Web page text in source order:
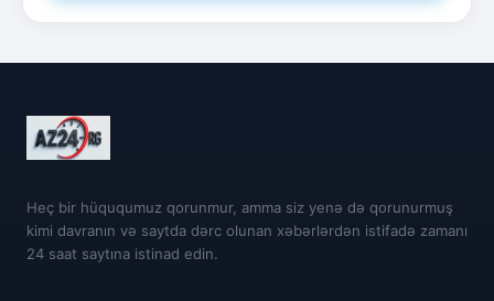
Heç bir hüququmuz qorunmur, amma siz yenə də qorunurmuş
kimi davranın və saytda dərc olunan xəbərlərdən istifadə zamanı
24 saat saytına istinad edin.